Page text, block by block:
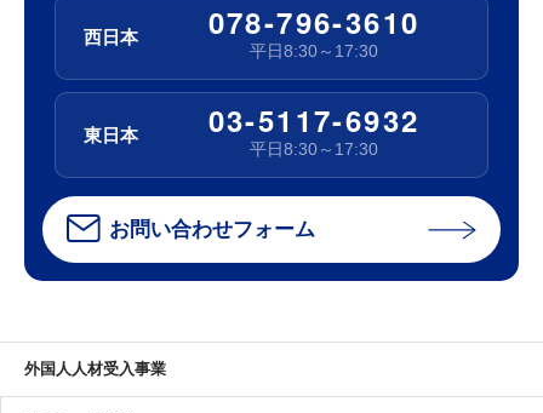
西日本 078-796-3610
平日8:30～17:30
東日本 03-5117-6932
平日8:30～17:30
お問い合わせフォーム
外国人人材受入事業